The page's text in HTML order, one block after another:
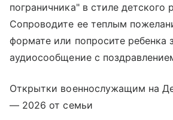
пограничника" в стиле детского
Сопроводите ее теплым
формате или попросите ребенка
аудиосообщение с
Открытки военнослужащим на
— 2026 от семьи